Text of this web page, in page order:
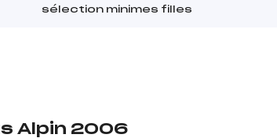
sélection minimes filles
Alpin 2006